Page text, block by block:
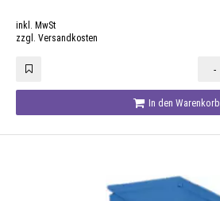
inkl. MwSt
zzgl. Versandkosten
-
In den Warenkorb